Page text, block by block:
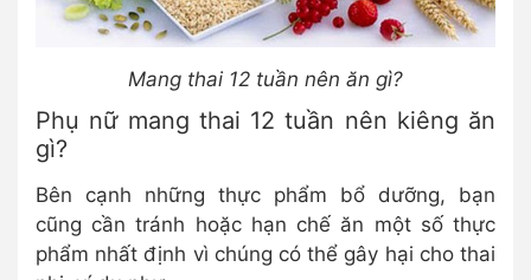
Mang thai 12 tuần nên ăn gì?
Phụ nữ mang thai 12 tuần nên kiêng ăn
gì?
Bên cạnh những thực phẩm bổ dưỡng, bạn
cũng cần tránh hoặc hạn chế ăn một số thực
phẩm nhất định vì chúng có thể gây hại cho thai